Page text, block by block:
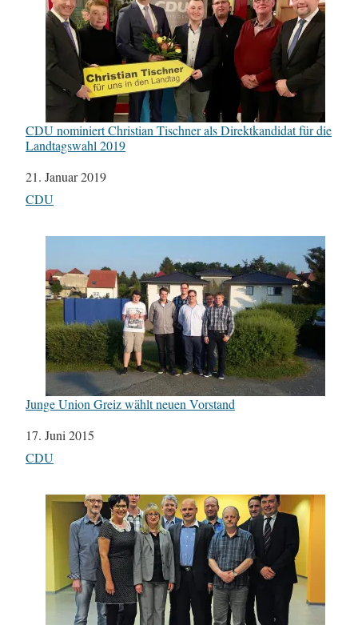
CDU nominiert Christian Tischner als Direktkandidat für die
Landtagswahl 2019
Datum
21. Januar 2019
In Bezug auf
CDU
Junge Union Greiz wählt neuen Vorstand
Datum
17. Juni 2015
In Bezug auf
CDU